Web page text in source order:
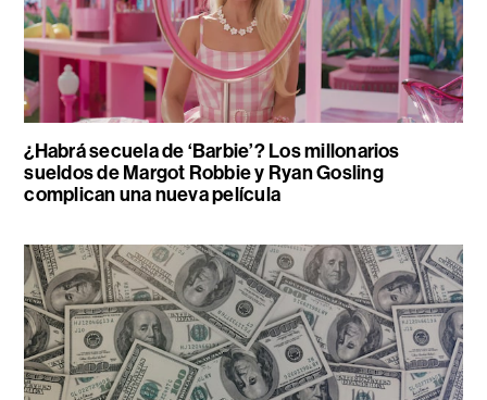
¿Habrá secuela de ‘Barbie’? Los millonarios
sueldos de Margot Robbie y Ryan Gosling
complican una nueva película